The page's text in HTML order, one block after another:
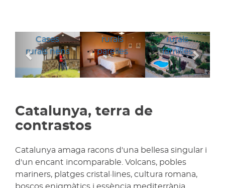
Cases
rurals nens
rurals
parelles
rurals
families
Anterior
Catalunya, terra de
contrastos
Catalunya amaga racons d'una bellesa singular i
d'un encant incomparable. Volcans, pobles
mariners, platges cristal·lines, cultura romana,
boscos enigmàtics i essència mediterrània.